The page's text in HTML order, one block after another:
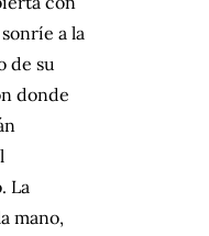
a la
de su
donde
La
mano,